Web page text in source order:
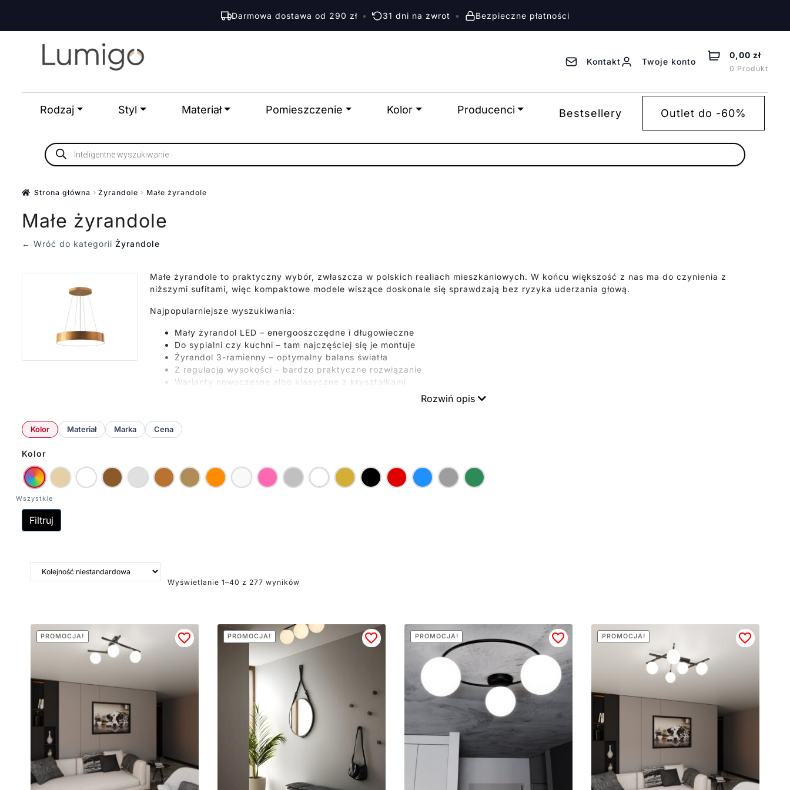
Darmowa dostawa od 290 zł • 31 dni na zwrot • Bezpieczne płatności
Przejdź
nawigacji
Przejdź
treści
Kontakt Twoje konto
Rodzaj Styl Materiał Pomieszczenie Kolor Producenci Bestsellery Outlet do -60%
0,00 zł
0 Produkt
Wyszukiwarka
produktów
Strona główna Żyrandole Małe żyrandole
Małe żyrandole
← Wróć do kategorii Żyrandole
Małe żyrandole to praktyczny wybór, zwłaszcza w polskich realiach mieszkaniowych. W końcu większość z nas ma do czynienia z
niższymi sufitami, więc kompaktowe modele wiszące doskonale się sprawdzają bez ryzyka uderzania głową.
Najpopularniejsze wyszukiwania:
Mały żyrandol LED – energooszczędne i długowieczne
Do sypialni czy kuchni – tam najczęściej się je montuje
Żyrandol 3-ramienny – optymalny balans światła
Z regulacją wysokości – bardzo praktyczne rozwiązanie
Warianty nowoczesne albo klasyczne z kryształkami
Te małe cuda mają w sobie coś takiego, że potrafią całkowicie odmienić atmosferę pomieszczenia. Czarny metalowy model w stylu
Co więcej, nie musisz się martwić o przytłoczenie przestrzeni. Właśnie w tym tkwi ich siła. Mały przedpokój zyskuje na klimacie,
Dobrze dobrany mały żyrandol nadaje wnętrzu finalny szlif.
Rozwiń opis
Kolor Materiał Marka Cena
Kolor
Filtruj
Wyświetlanie 1–40 z 277 wyników
PROMOCJA! PROMOCJA! PROMOCJA! PROMOCJA!